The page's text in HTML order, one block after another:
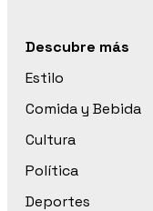
Descubre más
Estilo
Comida y Bebida
Cultura
Política
Deportes